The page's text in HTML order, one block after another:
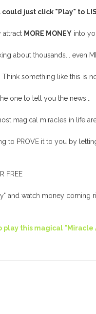
could just click "Play" to
attract MORE MONEY into
about thousands... even
Think something like this is
one to tell you the news...
magical miracles in life are
to PROVE it to you by
FREE
and watch money coming
play this magical